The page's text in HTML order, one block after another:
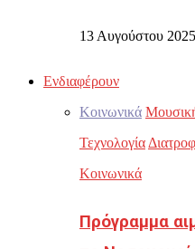
13 Αυγούστου 2025
Ενδιαφέρουν
Κοινωνικά
Τεχνολογία
Κοινωνικά
Πρόγραμμα